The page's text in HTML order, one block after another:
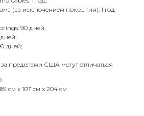
(за исключением покрытия): 1 год
90 дней;
дней;
за пределами США могут отличаться
см x 107 см x 204 см